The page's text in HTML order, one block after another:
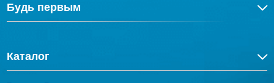
Будь первым
Каталог